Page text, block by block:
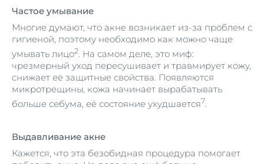
Частое умывание
Многие думают, что акне возникает из-за проблем с
гигиеной, поэтому необходимо как можно чаще
умывать лицо2. На самом деле, это миф:
чрезмерный уход пересушивает и травмирует кожу,
снижает её защитные свойства. Появляются
микротрещины, кожа начинает вырабатывать
больше себума, её состояние ухудшается7.
Выдавливание акне
Кажется, что эта безобидная процедура помогает